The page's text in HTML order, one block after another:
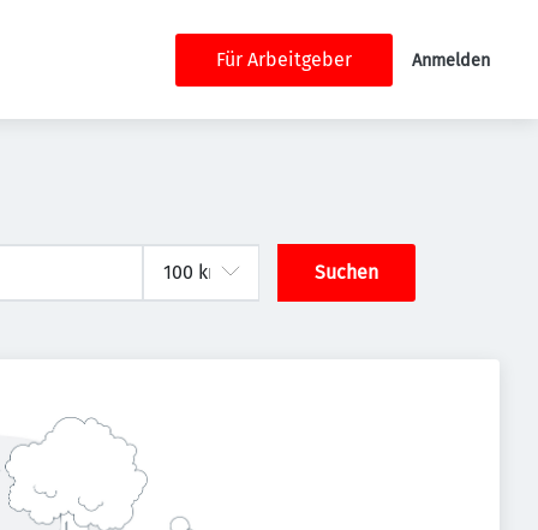
Für Arbeitgeber Anmelden
Suchen